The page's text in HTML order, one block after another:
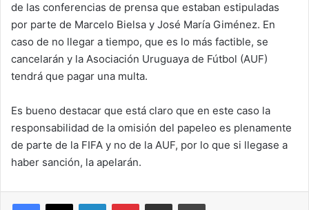
de las conferencias de prensa que estaban estipuladas
por parte de Marcelo Bielsa y José María Giménez. En
caso de no llegar a tiempo, que es lo más factible, se
cancelarán y la Asociación Uruguaya de Fútbol (AUF)
tendrá que pagar una multa.
Es bueno destacar que está claro que en este caso la
responsabilidad de la omisión del papeleo es plenamente
de parte de la FIFA y no de la AUF, por lo que si llegase a
haber sanción, la apelarán.
Facebook
X LinkedInPinterestCompartir por correo electrónicoImprimir